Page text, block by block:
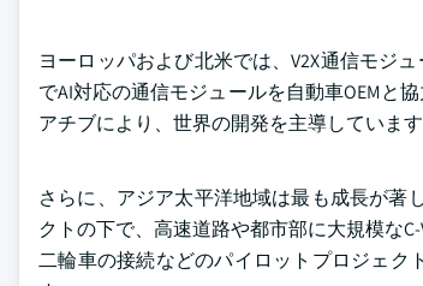
ヨーロッパおよび北米では、V2X通信モジ
でAI対応の通信モジュールを自動車OEMと
アチブにより、世界の開発を主導しています
さらに、アジア太平洋地域は最も成長が著
クトの下で、高速道路や都市部に大規模な
二輪車の接続などのパイロットプロジェク